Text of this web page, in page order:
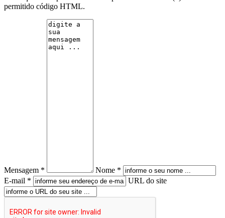
permitido código HTML.
Mensagem *
Nome *
E-mail *
URL do site